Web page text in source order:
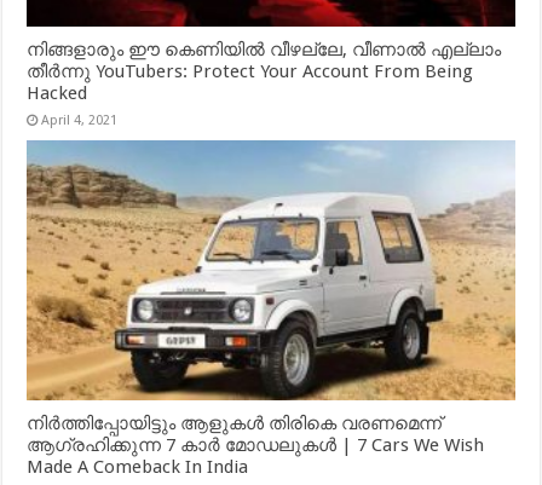
നിങ്ങളാരും ഈ കെണിയിൽ വീഴല്ലേ, വീണാൽ എല്ലാം
തീർന്നു YouTubers: Protect Your Account From Being
Hacked
April 4, 2021
നിർത്തിപ്പോയിട്ടും ആളുകൾ തിരികെ വരണമെന്ന്
ആഗ്രഹിക്കുന്ന 7 കാർ മോഡലുകൾ | 7 Cars We Wish
Made A Comeback In India